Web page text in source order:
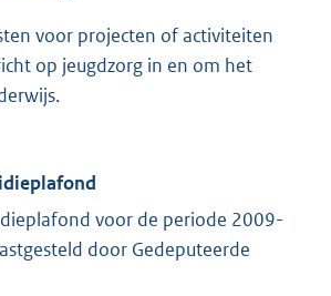
voor projecten of activiteiten
op jeugdzorg in en om het
voor de periode 2009-
door Gedeputeerde